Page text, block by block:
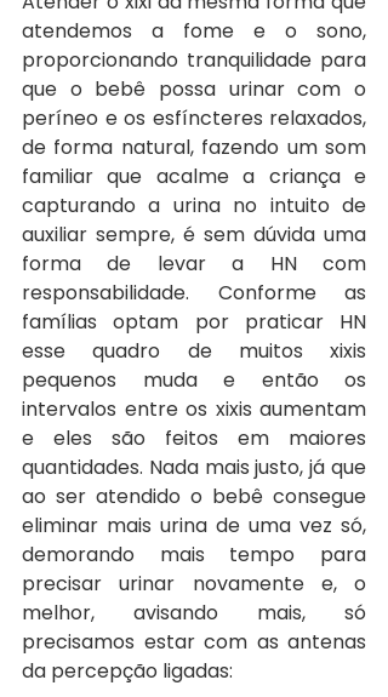
atendemos a fome e o sono,
proporcionando tranquilidade para
que o bebê possa urinar com o
períneo e os esfíncteres relaxados,
de forma natural, fazendo um som
familiar que acalme a criança e
capturando a urina no intuito de
auxiliar sempre, é sem dúvida uma
forma de levar a HN com
responsabilidade. Conforme as
famílias optam por praticar HN
esse quadro de muitos xixis
pequenos muda e então os
intervalos entre os xixis aumentam
e eles são feitos em maiores
quantidades. Nada mais justo, já que
ao ser atendido o bebê consegue
eliminar mais urina de uma vez só,
demorando mais tempo para
precisar urinar novamente e, o
melhor, avisando mais, só
precisamos estar com as antenas
da percepção ligadas: